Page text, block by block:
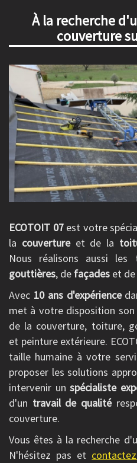
À la recherche
couverture
ECOTOIT 07est votre
la couvertureet de la
Nous réalisons aussi les
gouttières, de façades et de
Avec 10 ans d'expérience
met à votre disposition son
de la couverture, toiture,
et peinture extérieure.
taille humaine à votre
proposer les solutions
intervenir unspécialiste
d'un travail de qualité
couverture.
Vous êtes à la recherche
N'hésitez pas et